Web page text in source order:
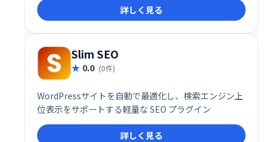
詳しく見る
Slim SEO
0.0 (0件)
WordPressサイトを自動で最適化し、検索エンジン上
位表示をサポートする軽量な SEO プラグイン
詳しく見る